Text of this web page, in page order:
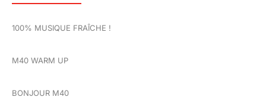
100% MUSIQUE FRAÎCHE !
M40 WARM UP
BONJOUR M40